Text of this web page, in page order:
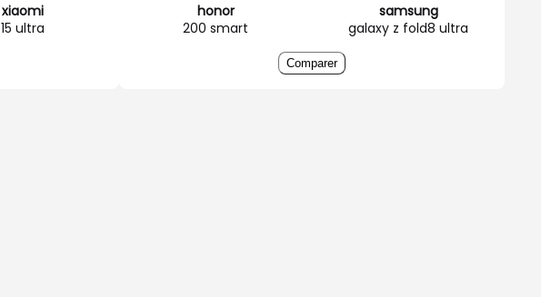
xiaomi
15 ultra
honor
200 smart
samsung
galaxy z fold8 ultra
Comparer